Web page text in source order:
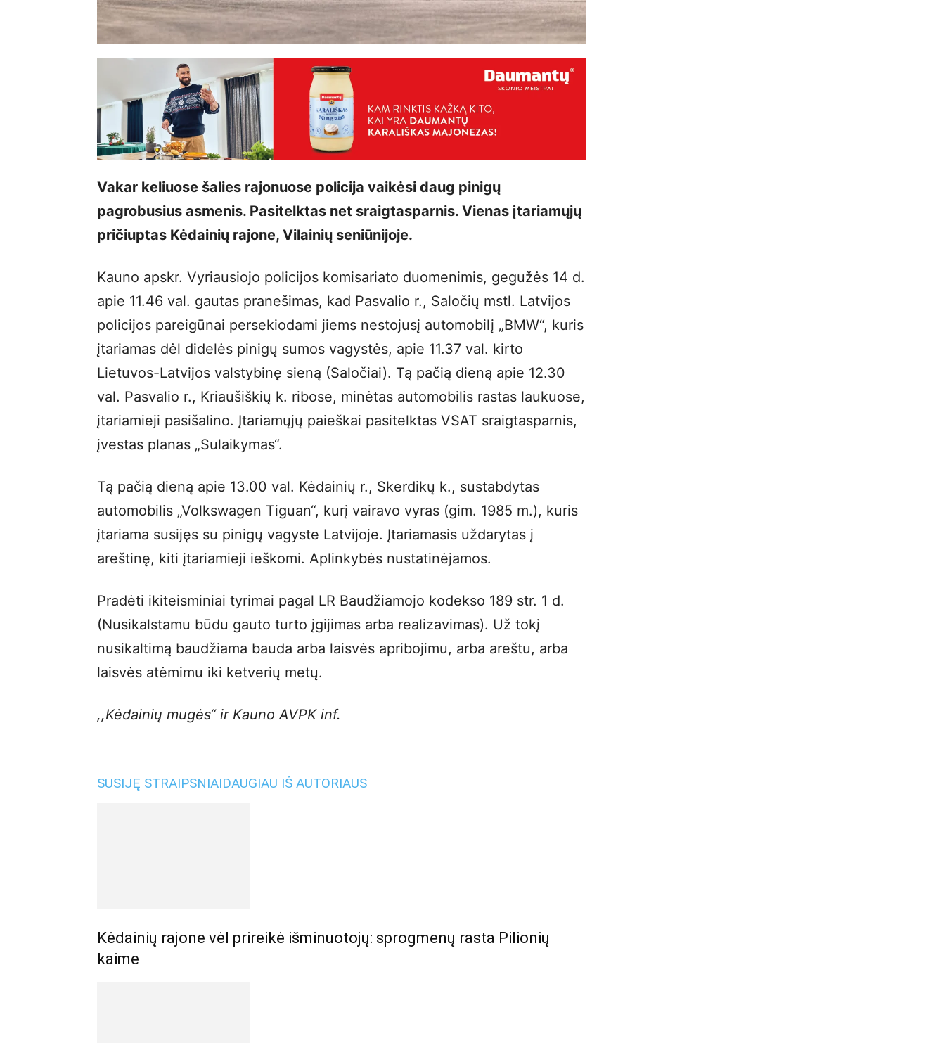
Vakar keliuose šalies rajonuose policija vaikėsi daug pinigų
pagrobusius asmenis. Pasitelktas net sraigtasparnis. Vienas įtariamųjų
pričiuptas Kėdainių rajone, Vilainių seniūnijoje.
Kauno apskr. Vyriausiojo policijos komisariato duomenimis, gegužės 14 d.
apie 11.46 val. gautas pranešimas, kad Pasvalio r., Saločių mstl. Latvijos
policijos pareigūnai persekiodami jiems nestojusį automobilį „BMW“, kuris
įtariamas dėl didelės pinigų sumos vagystės, apie 11.37 val. kirto
Lietuvos-Latvijos valstybinę sieną (Saločiai). Tą pačią dieną apie 12.30
val. Pasvalio r., Kriaušiškių k. ribose, minėtas automobilis rastas laukuose,
įtariamieji pasišalino. Įtariamųjų paieškai pasitelktas VSAT sraigtasparnis,
įvestas planas „Sulaikymas“.
Tą pačią dieną apie 13.00 val. Kėdainių r., Skerdikų k., sustabdytas
automobilis „Volkswagen Tiguan“, kurį vairavo vyras (gim. 1985 m.), kuris
įtariama susijęs su pinigų vagyste Latvijoje. Įtariamasis uždarytas į
areštinę, kiti įtariamieji ieškomi. Aplinkybės nustatinėjamos.
Pradėti ikiteisminiai tyrimai pagal LR Baudžiamojo kodekso 189 str. 1 d.
(Nusikalstamu būdu gauto turto įgijimas arba realizavimas). Už tokį
nusikaltimą baudžiama bauda arba laisvės apribojimu, arba areštu, arba
laisvės atėmimu iki ketverių metų.
,,Kėdainių mugės“ ir Kauno AVPK inf.
SUSIJĘ STRAIPSNIAIDAUGIAU IŠ AUTORIAUS
Kėdainių rajone vėl prireikė išminuotojų: sprogmenų rasta Pilionių
kaime